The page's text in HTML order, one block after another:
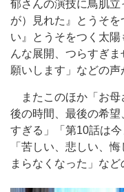
郁さんの演技に鳥肌
が）見れた』とうそ
い』とうそをつく太
んな展開、つらすぎ
願いします」などの声
またこのほか「お母
後の時間、最後の希
すぎる」「第10話は今
「苦しい、悲しい、
まらなくなった」など